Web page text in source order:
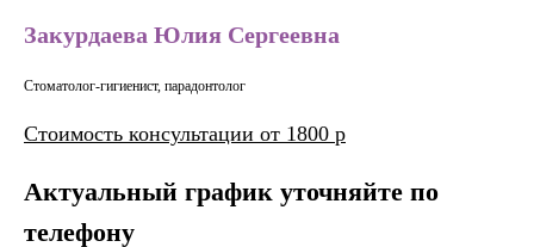
Закурдаева Юлия Сергеевна
Стоматолог-гигиенист, парадонтолог
Стоимость консультации от 1800 р
Актуальный график уточняйте по
телефону